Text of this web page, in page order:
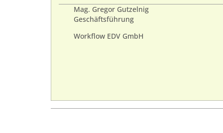
Mag. Gregor Gutzelnig
Geschäftsführung
Workflow EDV GmbH